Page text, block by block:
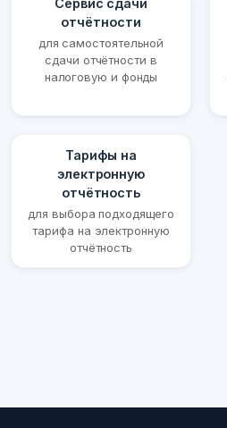
Сервис сдачи
отчётности
для самостоятельной
сдачи отчётности в
налоговую и фонды
Тарифы на
электронную
отчётность
для выбора подходящего
тарифа на электронную
отчётность